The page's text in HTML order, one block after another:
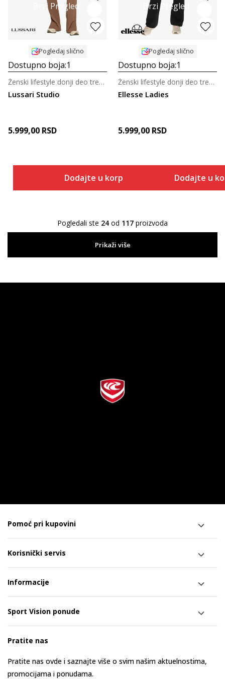
Brzi Pregled
Pogledaj slično
Dostupno boja:1
Lussari Studio
Ženski lifestyle donji deo trenerke
5.999,00 RSD
Dodajte u korpu
Brzi Pregled
Pogledaj slično
Dostupno boja:1
Ellesse Ladies
Ženski lifestyle donji deo trenerke
5.999,00 RSD
Dodajte u
Pogledali ste 24 od 117 proizvoda
Prikaži više
Pomoć pri kupovini
Korisnički servis
Informacije
Sport Vision ponude
Pratite nas
Pratite nas ovde i saznajte više o svim našim aktuelnostima,
promocijama i ponudama.